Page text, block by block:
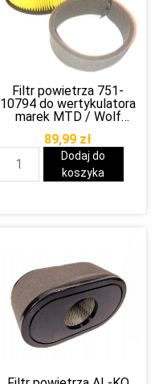
Filtr powietrza 751-
10794 do wertykulatora
marek MTD / Wolf
89,99 zł
Dodaj do
koszyka